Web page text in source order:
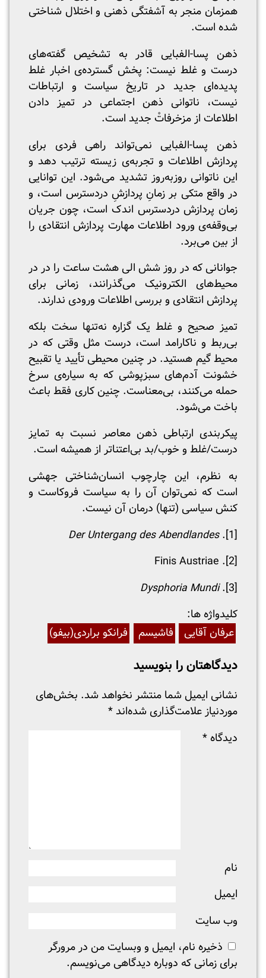
همزمان منجر به آشفتگی ذهنی و اختلال شناختی
شده است.
ذهن پسا-الفبایی قادر به تشخیص گفته‌های
درست و غلط نیست: پخش گسترده‌ی اخبار غلط
پدیده‌ای جدید در تاریخ سیاست و ارتباطات
نیست، ناتوانی ذهن اجتماعی در تمیز دادن
اطلاعات از مزخرفاتْ جدید است.
ذهن پسا-الفبایی نمی‌تواند راهی فردی برای
پردازش اطلاعات و تجربه‌ی زیسته ترتیب دهد و
این ناتوانی روز‌به‌روز تشدید می‌شود. این توانایی
در واقع متکی بر زمانِ پردازشِ در‌دسترس است، و
زمان پردازش دردسترس اندک است، چون جریان
بی‌وقفه‌ی ورود اطلاعات مهارت پردازش انتقادی را
از بین می‌برد.
جوانانی که در روز شش الی هشت ساعت را در در
محیط‌های الکترونیک می‌گذرانند، زمانی برای
پردازش انتقادی و بررسی اطلاعات ورودی ندارند.
تمیز صحیح و غلط یک گزاره نه‌تنها سخت بلکه
بی‌ربط و ناکارامد است، درست مثل وقتی که در
محیط گیم هستید. در چنین محیطی تأیید یا تقبیح
خشونت آدم‌های سبزپوشی که به سیاره‌ی سرخ
حمله می‌کنند، بی‌معناست. چنین کاری فقط باعث
باخت می‌شود.
پیکربندی ارتباطی ذهن معاصر نسبت به تمایز
درست/غلط و خوب/بد بی‌اعتناتر از همیشه است.
به نظرم، این چارچوب انسان‌شناختی جهشی
است که نمی‌توان آن را به سیاست فروکاست و
کنش سیاسی (تنها) درمان آن نیست.
[1]
.
Der Untergang des Abendlandes
[2]
. Finis Austriae
[3]
.
Dysphoria Mundi
:کلیدواژه ها
عرفان آقایی
فاشیسم فرانکو براردی(بیفو)
دیدگاهتان را بنویسید
نشانی ایمیل شما منتشر نخواهد شد. بخش‌های
موردنیاز علامت‌گذاری شده‌اند *
دیدگاه *
نام
ایمیل
وب‌ سایت
ذخیره نام، ایمیل و وبسایت من در مرورگر
برای زمانی که دوباره دیدگاهی می‌نویسم.